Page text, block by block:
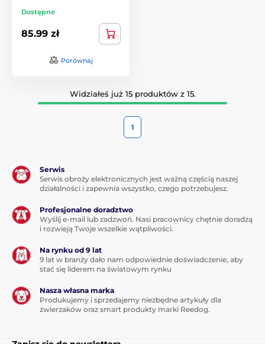
Dostępne
85.99 zł
Porównaj
Widziałeś już 15 produktów z 15.
1
Serwis
Serwis obroży elektronicznych jest ważną częścią naszej
działalności i zapewnia wszystko, czego potrzebujesz.
Profesjonalne doradztwo
Wyślij e-mail lub zadzwoń. Nasi pracownicy chętnie doradzą
i rozwieją Twoje wszelkie wątpliwości.
Na rynku od 9 lat
9 lat w branży dało nam odpowiednie doświadczenie, aby
stać się liderem na światowym rynku
Nasza własna marka
Produkujemy i sprzedajemy niezbędne artykuły dla
zwierzaków oraz smart produkty marki Reedog.